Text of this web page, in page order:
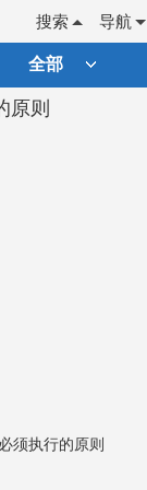
导航
搜索
全部
原则
须执行的原则